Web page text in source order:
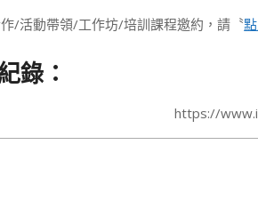
/活動帶領/工作坊/培訓課程邀約，請〝
錄：
https://